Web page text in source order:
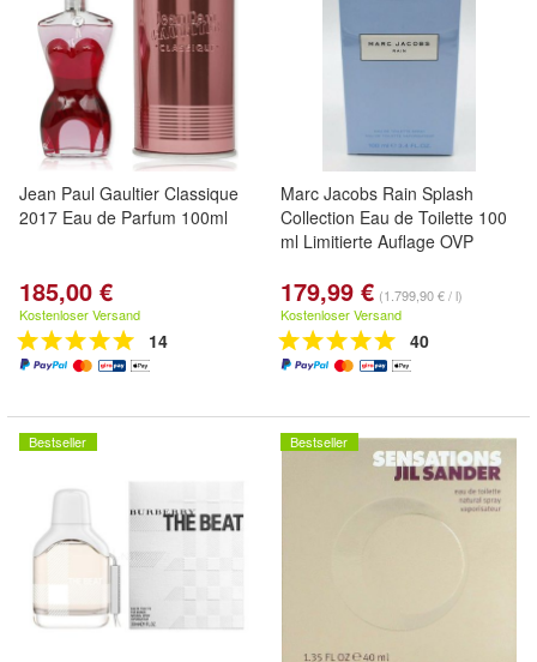
Jean Paul Gaultier Classique
2017 Eau de Parfum 100ml
185,00 €
Kostenloser Versand
14
Marc Jacobs Rain Splash
Collection Eau de Toilette 100
ml Limitierte Auflage OVP
179,99 € (1.799,90 € / l)
Kostenloser Versand
40
Bestseller Bestseller